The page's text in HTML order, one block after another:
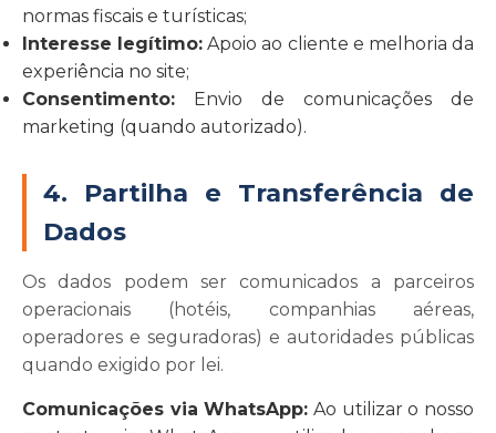
normas fiscais e turísticas;
Interesse legítimo: Apoio ao cliente e melhoria da
experiência no site;
Consentimento: Envio de comunicações de
marketing (quando autorizado).
4. Partilha e Transferência de
Dados
Os dados podem ser comunicados a parceiros
operacionais (hotéis, companhias aéreas,
operadores e seguradoras) e autoridades públicas
quando exigido por lei.
Comunicações via WhatsApp: Ao utilizar o nosso